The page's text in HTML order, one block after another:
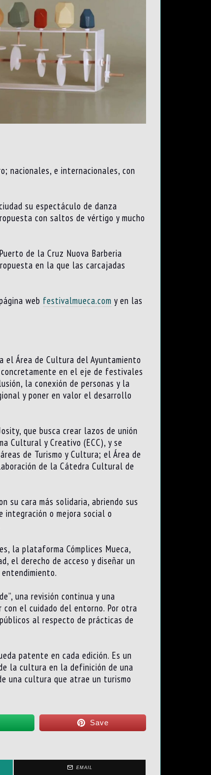
nacionales, e internacionales, con
su espectáculo de danza
con saltos de vértigo y mucho
de la Cruz Nuova Barberia
en la que las carcajadas
web festivalmueca.com y en las
Área de Cultura del Ayuntamiento
en el eje de festivales
la conexión de personas y la
y poner en valor el desarrollo
que busca crear lazos de unión
Cultural y Creativo (ECC), y se
de Turismo y Cultura; el Área de
de la Cátedra Cultural de
su cara más solidaria, abriendo sus
integración o mejora social o
la plataforma Cómplices Mueca,
el derecho de acceso y diseñar un
una revisión continua y una
con el cuidado del entorno. Por otra
al respecto de prácticas de
patente en cada edición. Es un
la cultura en la definición de una
una cultura que atrae un turismo
Save
EMAIL